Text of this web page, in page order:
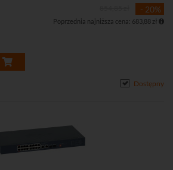
do montażu w szafie rack 19"
- 20%
Poprzednia najniższa cena: 683,88 zł
Dostępny